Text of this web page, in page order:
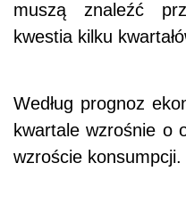
muszą znaleźć
kwestia kilku
Według prognoz
kwartale wzrośnie o
wzroście konsumpcji.